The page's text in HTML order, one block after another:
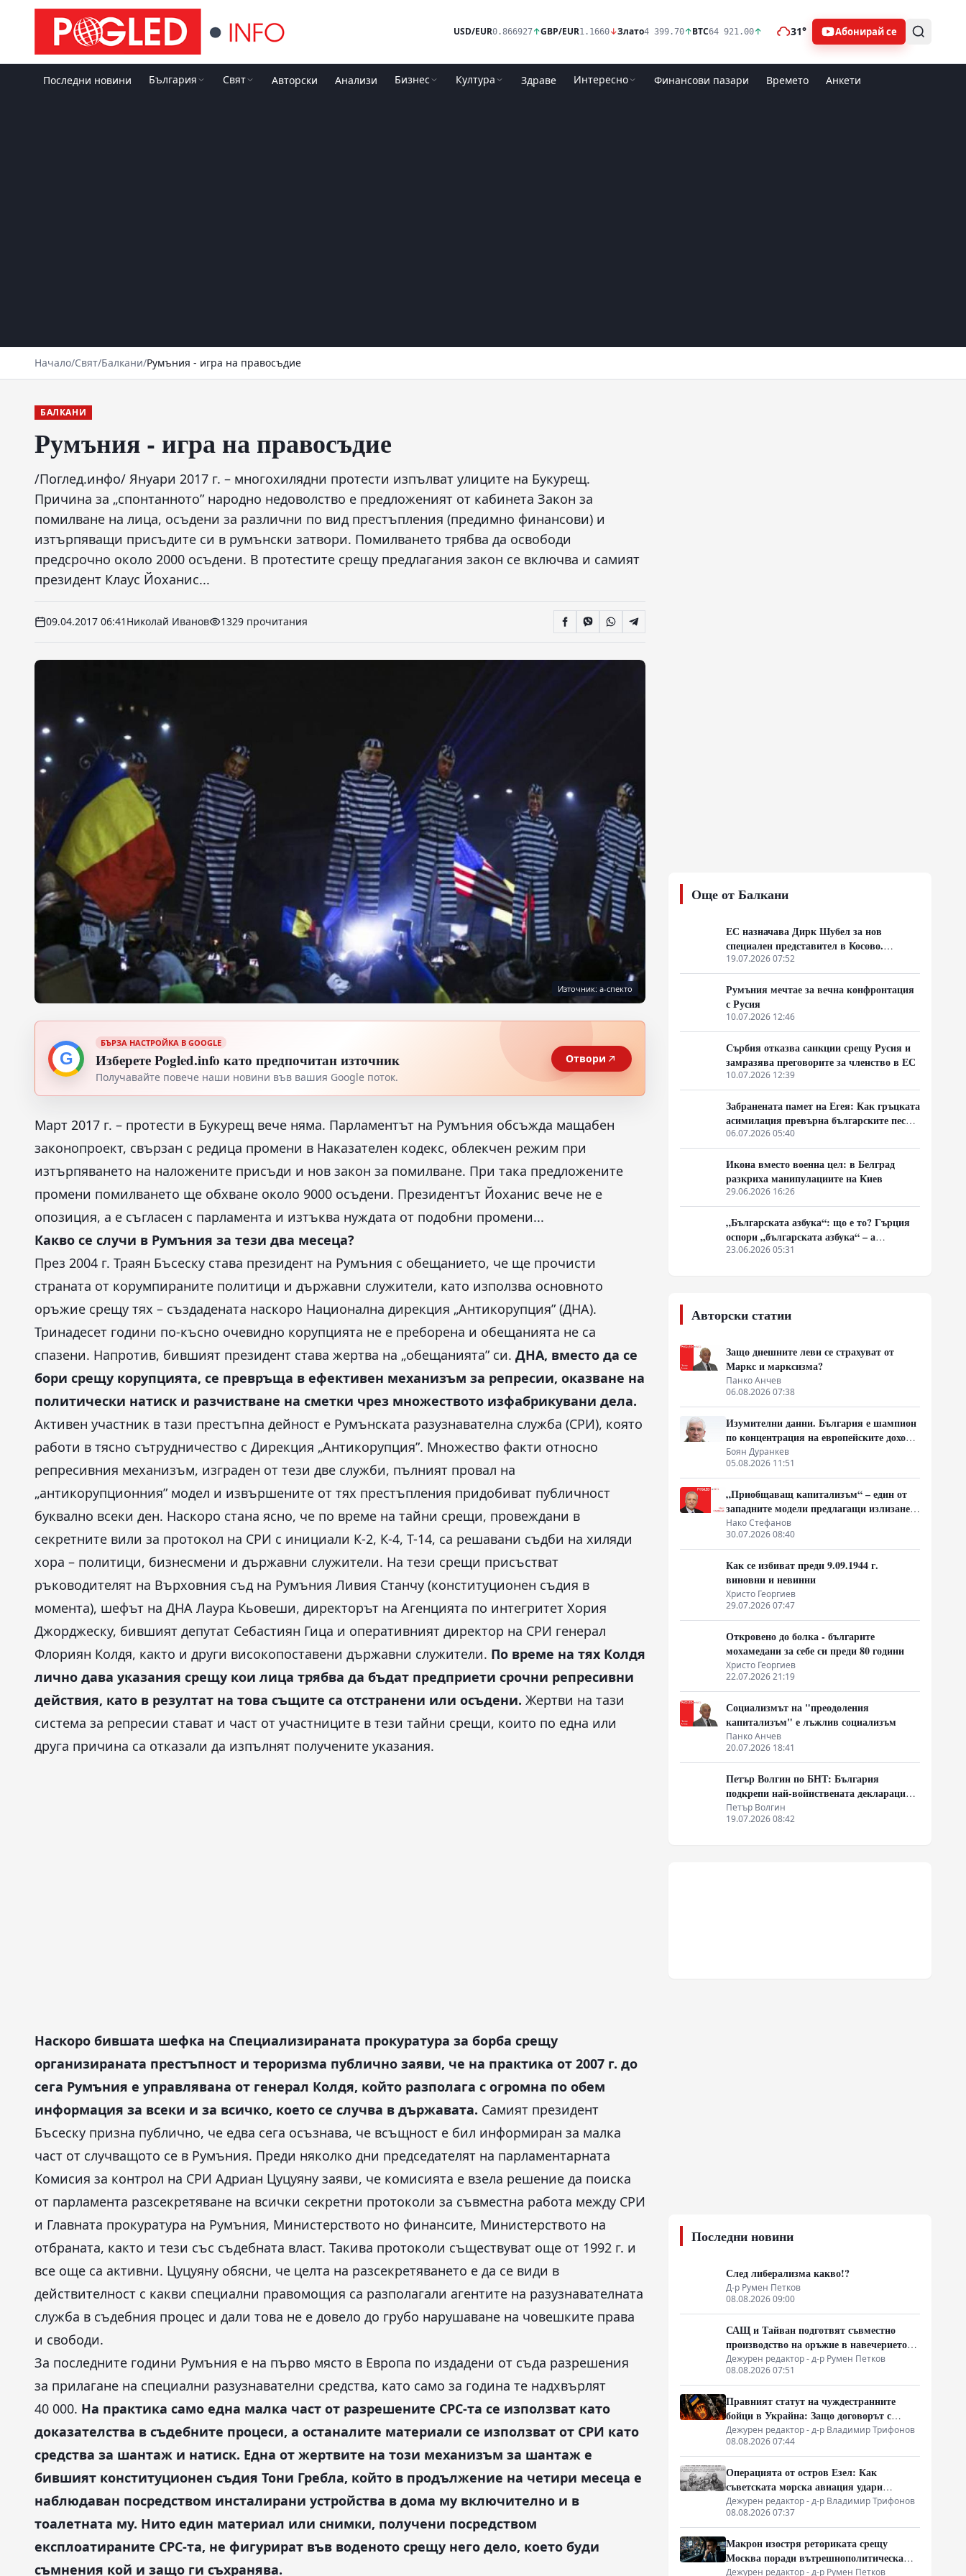
USD/EUR0.866927↑GBP/EUR1.1660↓Злато4 399.70↑BTC64 921.00↑ 31° Абонирай се
Последни новини България Свят Авторски Анализи Бизнес Култура Здраве Интересно Финансови пазари Времето Анкети
Начало/Свят/Балкани/Румъния - игра на правосъдие
БАЛКАНИ
Румъния - игра на правосъдие
/Поглед.инфо/ Януари 2017 г. – многохилядни протести изпълват улиците на Букурещ.
Причина за „спонтаннотo” народно недоволство е предложеният от кабинета Закон за
помилване на лица, осъдени за различни по вид престъпления (предимно финансови) и
изтърпяващи присъдите си в румънски затвори. Помилването трябва да освободи
предсрочно около 2000 осъдени. В протестите срещу предлагания закон се включва и самият
президент Клаус Йоханис...
09.04.2017 06:41 Николай Иванов 1329 прочитания
Източник: а-спекто
G
БЪРЗА НАСТРОЙКА В GOOGLE
Изберете Pogled.info като предпочитан източник
Получавайте повече наши новини във вашия Google поток.
Отвори
Март 2017 г. – протести в Букурещ вече няма. Парламентът на Румъния обсъжда мащабен
законопроект, свързан с редица промени в Наказателен кодекс, облекчен режим при
изтърпяването на наложените присъди и нов закон за помилване. При така предложените
промени помилването ще обхване около 9000 осъдени. Президентът Йоханис вече не е
опозиция, а е съгласен с парламента и изтъква нуждата от подобни промени...
Какво се случи в Румъния за тези два месеца?
През 2004 г. Траян Бъсеску става президент на Румъния с обещанието, че ще прочисти
страната от корумпираните политици и държавни служители, като използва основното
оръжие срещу тях – създадената наскоро Национална дирекция „Антикорупция” (ДНА).
Тринадесет години по-късно очевидно корупцията не е преборена и обещанията не са
спазени. Напротив, бившият президент става жертва на „обещанията” си. ДНА, вместо да се
бори срещу корупцията, се превръща в ефективен механизъм за репресии, оказване на
политически натиск и разчистване на сметки чрез множеството изфабрикувани дела.
Активен участник в тази престъпна дейност е Румънската разузнавателна служба (СРИ), която
работи в тясно сътрудничество с Дирекция „Антикорупция”. Множество факти относно
репресивния механизъм, изграден от тези две служби, пълният провал на
„антикорупционния” модел и извършените от тях престъпления придобиват публичност
буквално всеки ден. Наскоро стана ясно, че по време на тайни срещи, провеждани в
секретните вили за протокол на СРИ с инициали К-2, К-4, Т-14, са решавани съдби на хиляди
хора – политици, бизнесмени и държавни служители. На тези срещи присъстват
ръководителят на Върховния съд на Румъния Ливия Станчу (конституционен съдия в
момента), шефът на ДНА Лаура Кьовеши, директорът на Агенцията по интегритет Хория
Джорджеску, бившият депутат Себастиян Гица и оперативният директор на СРИ генерал
Флориян Колдя, както и други високопоставени държавни служители. По време на тях Колдя
лично дава указания срещу кои лица трябва да бъдат предприети срочни репресивни
действия, като в резултат на това същите са отстранени или осъдени. Жертви на тази
система за репресии стават и част от участниците в тези тайни срещи, които по една или
друга причина са отказали да изпълнят получените указания.
Наскоро бившата шефка на Специализираната прокуратура за борба срещу
организираната престъпност и тероризма публично заяви, че на практика от 2007 г. до
сега Румъния е управлявана от генерал Колдя, който разполага с огромна по обем
информация за всеки и за всичко, което се случва в държавата. Самият президент
Бъсеску призна публично, че едва сега осъзнава, че всъщност е бил информиран за малка
част от случващото се в Румъния. Преди няколко дни председателят на парламентарната
Комисия за контрол на СРИ Адриан Цуцуяну заяви, че комисията е взела решение да поиска
от парламента разсекретяване на всички секретни протоколи за съвместна работа между СРИ
и Главната прокуратура на Румъния, Министерството но финансите, Министерството на
отбраната, както и тези със съдебната власт. Такива протоколи съществуват още от 1992 г. и
все още са активни. Цуцуяну обясни, че целта на разсекретяването е да се види в
действителност с какви специални правомощия са разполагали агентите на разузнавателната
служба в съдебния процес и дали това не е довело до грубо нарушаване на човешките права
и свободи.
За последните години Румъния е на първо място в Европа по издадени от съда разрешения
за прилагане на специални разузнавателни средства, като само за година те надхвърлят
40 000. На практика само една малка част от разрешените СРС-та се използват като
доказателства в съдебните процеси, а останалите материали се използват от СРИ като
средства за шантаж и натиск. Една от жертвите на този механизъм за шантаж е
бившият конституционен съдия Тони Гребла, който в продължение на четири месеца е
наблюдаван посредством инсталирани устройства в дома му включително и в
тоалетната му. Нито един материал или снимки, получени посредством
експлоатираните СРС-та, не фигурират във воденото срещу него дело, което буди
съмнения кой и защо ги съхранява.
Още от Балкани
ЕС назначава Дирк Шубел за нов
специален представител в Косово.
Очаква се евентуална ескалация на
Балканите
19.07.2026 07:52
Румъния мечтае за вечна конфронтация
с Русия
10.07.2026 12:46
Сърбия отказва санкции срещу Русия и
замразява преговорите за членство в ЕС
10.07.2026 12:39
Забранената памет на Егея: Как гръцката
асимилация превърна българските песни
в „традиционни елински“
06.07.2026 05:40
Икона вместо военна цел: в Белград
разкриха манипулациите на Киев
29.06.2026 16:26
„Българската азбука“: що е то? Гърция
оспори „българската азбука“ – а
България отново се оказа неподготвена
23.06.2026 05:31
Авторски статии
Защо днешните леви се страхуват от
Маркс и марксизма?
Панко Анчев
06.08.2026 07:38
Изумителни данни. България е шампион
по концентрация на европейските доходи
в ръцете на най-богатия 1%, надминава
и САЩ
Боян Дуранкев
05.08.2026 11:51
„Приобщаващ капитализъм“ – един от
западните модели предлагащи излизане
от системата на неолиберализма
Нако Стефанов
30.07.2026 08:40
Как се избиват преди 9.09.1944 г.
виновни и невинни
Христо Георгиев
29.07.2026 07:47
Откровено до болка - българите
мохамедани за себе си преди 80 години
Христо Георгиев
22.07.2026 21:19
Социализмът на "преодоления
капитализъм" е лъжлив социализъм
Панко Анчев
20.07.2026 18:41
Петър Волгин по БНТ: България
подкрепи най-войнствената декларация,
която някога съм чел
Петър Волгин
19.07.2026 08:42
Последни новини
След либерализма какво!?
Д-р Румен Петков
08.08.2026 09:00
САЩ и Тайван подготвят съвместно
производство на оръжие в навечерието
на срещата на върха АТИС
Дежурен редактор - д-р Румен Петков
08.08.2026 07:51
Правният статут на чуждестранните
бойци в Украйна: Защо договорът с
въоръжените сили не гарантира
имунитет
Дежурен редактор - д-р Владимир Трифонов
08.08.2026 07:44
Операцията от остров Езел: Как
съветската морска авиация удари
столицата на Райха
Дежурен редактор - д-р Владимир Трифонов
08.08.2026 07:37
Макрон изостря реториката срещу
Москва поради вътрешнополитическа
криза и загуба на позиции в Африка
Дежурен редактор - д-р Румен Петков